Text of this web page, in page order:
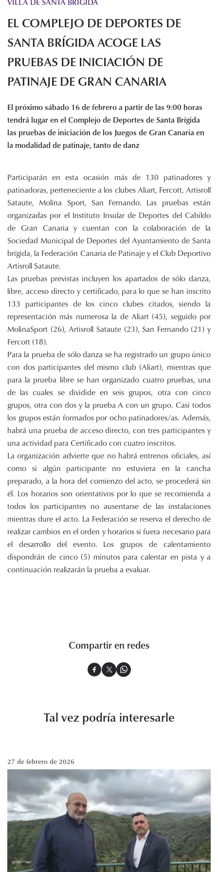
Servicios
Noticias
Recursos
Enlaces de interés
Documentos
Audiovisuales
Transparencia
Sede electrónica
Contacto
EL COMPLEJO DE DEPORTES DE
SANTA BRÍGIDA ACOGE LAS
PRUEBAS DE INICIACIÓN DE
PATINAJE DE GRAN CANARIA
El próximo sábado 16 de febrero a partir de las 9:00 horas
tendrá lugar en el Complejo de Deportes de Santa Brígida
las pruebas de iniciación de los Juegos de Gran Canaria en
la modalidad de patinaje, tanto de danz
Participarán en esta ocasión más de 130 patinadores y
patinadoras, perteneciente a los clubes Aliart, Fercott, Artisroll
Sataute, Molina Sport, San Fernando. Las pruebas están
organizadas por el Instituto Insular de Deportes del Cabildo
de Gran Canaria y cuentan con la colaboración de la
Sociedad Municipal de Deportes del Ayuntamiento de Santa
brígida, la Federación Canaria de Patinaje y el Club Deportivo
Artisroll Sataute.
Las pruebas previstas incluyen los apartados de sólo danza,
libre, acceso directo y certificado, para lo que se han inscrito
133 participantes de los cinco clubes citados, siendo la
representación más numerosa la de Aliart (45), seguido por
MolinaSport (26), Artisroll Sataute (23), San Fernando (21) y
Fercott (18).
Para la prueba de sólo danza se ha registrado un grupo único
con dos participantes del mismo club (Aliart), mientras que
para la prueba libre se han organizado cuatro pruebas, una
de las cuales se dividide en seis grupos, otra con cinco
grupos, otra con dos y la prueba A con un grupo. Casi todos
los grupos están formados por ocho patinadores/as. Además,
habrá una prueba de acceso directo, con tres participantes y
una actividad para Certificado con cuatro inscritos.
La organización advierte que no habrá entrenos oficiales, así
como si algún participante no estuviera en la cancha
preparado, a la hora del comienzo del acto, se procederá sin
él. Los horarios son orientativos por lo que se recomienda a
todos los participantes no ausentarse de las instalaciones
mientras dure el acto. La Federación se reserva el derecho de
realizar cambios en el orden y horarios si fuera necesario para
el desarrollo del evento. Los grupos de calentamiento
dispondrán de cinco (5) minutos para calentar en pista y a
continuación realizarán la prueba a evaluar.
Compartir en redes
Tal vez podría interesarle
27 de febrero de 2026